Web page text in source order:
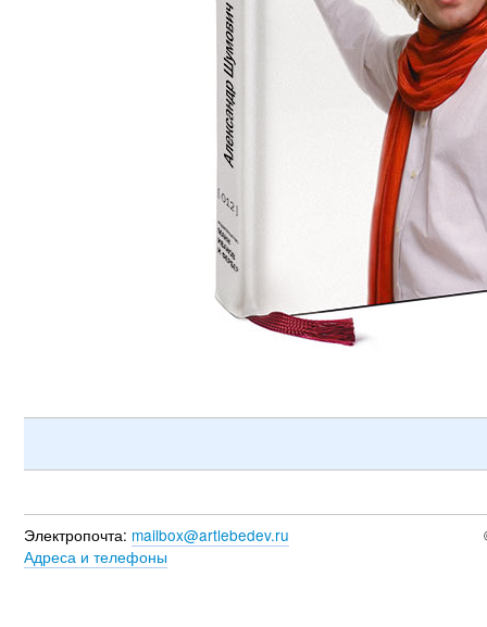
Электропочта: mailbox@artlebedev.ru
Адреса и телефоны